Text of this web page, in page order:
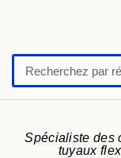
Spécialiste des
tuyaux